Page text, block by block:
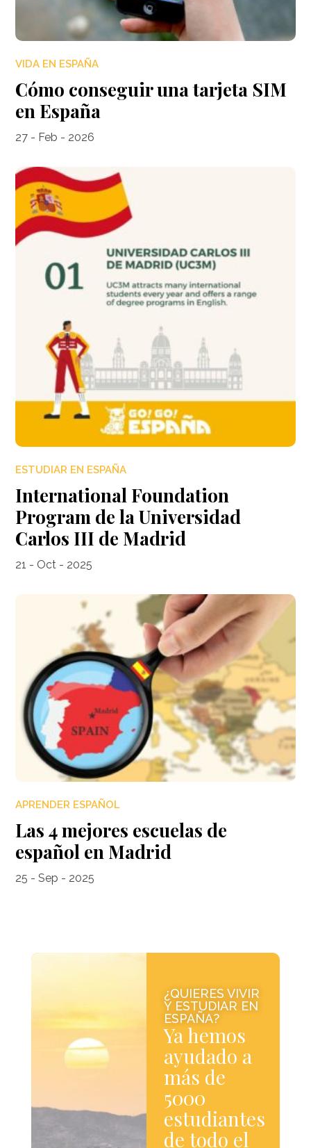
VIDA EN ESPAÑA
Cómo conseguir una tarjeta SIM
en España
27 - Feb - 2026
ESTUDIAR EN ESPAÑA
International Foundation
Program de la Universidad
Carlos III de Madrid
21 - Oct - 2025
APRENDER ESPAÑOL
Las 4 mejores escuelas de
español en Madrid
25 - Sep - 2025
¿QUIERES VIVIR
Y ESTUDIAR EN
ESPAÑA?
Ya hemos
ayudado a
más de
5000
estudiantes
de todo el